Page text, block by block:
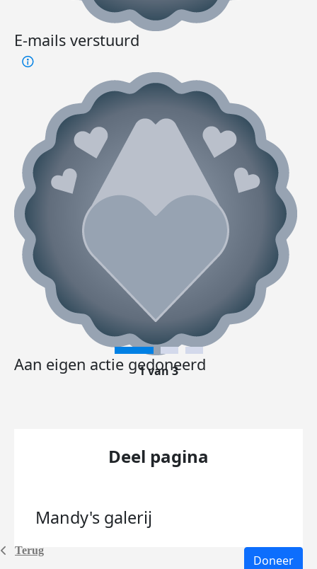
Terug
E-mails verstuurd
Aan eigen actie gedoneerd
1 van 3
Deel pagina
Mandy's galerij
Doneer